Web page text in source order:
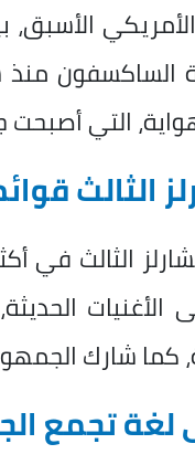
الأسبق،
الساكسفون
التي أصبحت
الثالث
الثالث في
الأغنيات
كما شارك
تجمع